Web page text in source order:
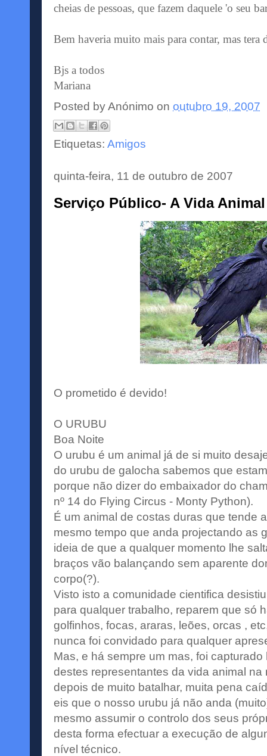
cheias de pessoas, que fazem daquele 'o seu
Bem haveria muito mais para contar, mas
Bjs a todos
Mariana
Posted byAnónimo on outubro 19, 2007
Etiquetas: Amigos
quinta-feira, 11 de outubro de 2007
Serviço Público- A Vida Animal
O prometido é devido!
O URUBU
Boa Noite
O urubu é um animal já de si muito
do urubu de galocha sabemos que
porque não dizer do embaixador do
nº 14 do Flying Circus - Monty Python).
É um animal de costas duras que tende
mesmo tempo que anda projectando as
ideia de que a qualquer momento lhe
braços vão balançando sem aparente
corpo(?).
Visto isto a comunidade cientifica
para qualquer trabalho, reparem que só
golfinhos, focas, araras, leões, orcas ,
nunca foi convidado para qualquer
Mas, e há sempre um mas, foi
destes representantes da vida animal
depois de muito batalhar, muita pena
eis que o nosso urubu já não anda
mesmo assumir o controlo dos seus
desta forma efectuar a execução de
nível técnico.